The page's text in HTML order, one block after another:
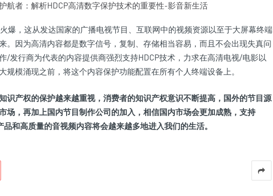
爆，这从发达国家的广播电视节目、互联网中的视频资源以至于大屏幕终端
。因为高清内容都是数字信号，复制、存储相当容易，而且不会出现失真问
/发行商为代表的内容提供商强烈支持HDCP技术，力求在高清电视/电影以
规模涌现之前，将这个内容保护功能配置在所有个人终端设备上。
识产权的保护越来越重视，消费者的知识产权意识不断提高，国外的节目源
场，再加上国内节目制作公司的加入，相信国内市场会更加成熟，支持
品和高质量的音视频内容将会越来越多地进入我们的生活。